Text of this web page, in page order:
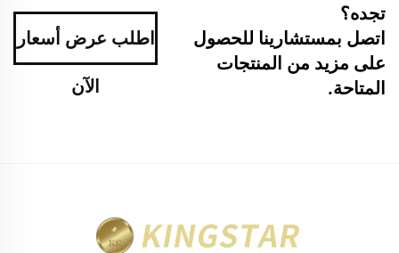
تجده؟
اتصل بمستشارينا للحصول
على مزيد من المنتجات
المتاحة.
اطلب عرض أسعار
الآن